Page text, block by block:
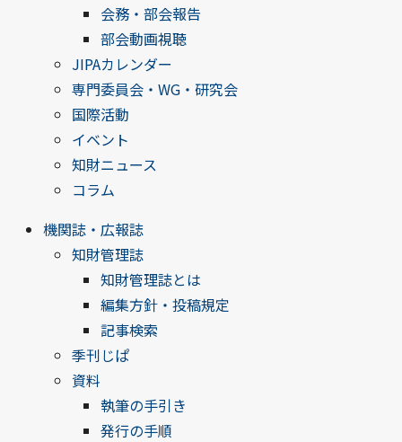
会務・部会報告
部会動画視聴
JIPAカレンダー
専門委員会・WG・研究会
国際活動
イベント
知財ニュース
コラム
機関誌・広報誌
知財管理誌
知財管理誌とは
編集方針・投稿規定
記事検索
季刊じぱ
資料
執筆の手引き
発行の手順